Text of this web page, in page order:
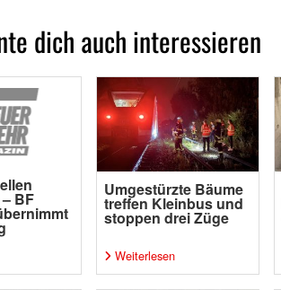
dich auch interessieren
BF Umgestürzte Bäume
treffen Kleinbus und
stoppen drei Züge
Weiterlesen